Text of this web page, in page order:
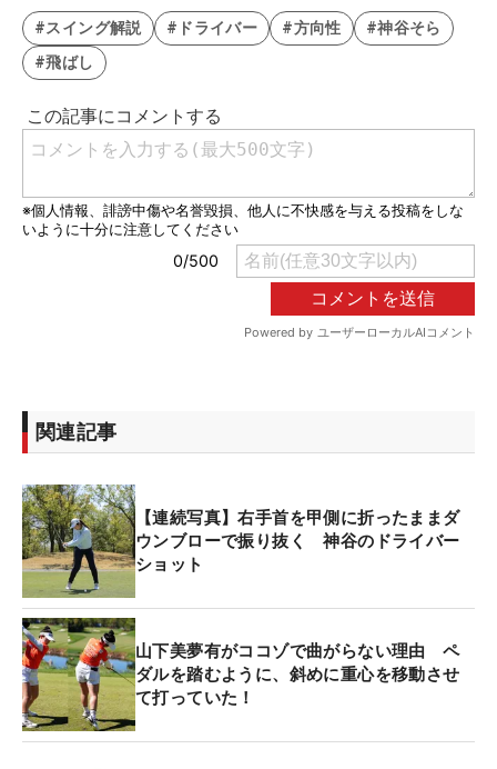
#スイング解説 #ドライバー #方向性
#神谷そら
#飛ばし
関連記事
【連続写真】右手首を甲側に折ったままダ
ウンブローで振り抜く 神谷のドライバー
ショット
山下美夢有がココゾで曲がらない理由 ペ
ダルを踏むように、斜めに重心を移動させ
て打っていた！